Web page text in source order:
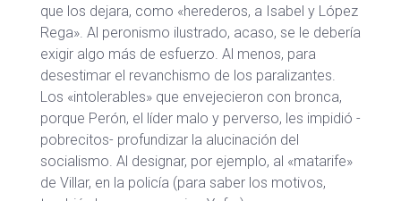
que los dejara, como «herederos, a Isabel y López
Rega». Al peronismo ilustrado, acaso, se le debería
exigir algo más de esfuerzo. Al menos, para
desestimar el revanchismo de los paralizantes.
Los «intolerables» que envejecieron con bronca,
porque Perón, el líder malo y perverso, les impidió -
pobrecitos- profundizar la alucinación del
socialismo. Al designar, por ejemplo, al «matarife»
de Villar, en la policía (para saber los motivos,